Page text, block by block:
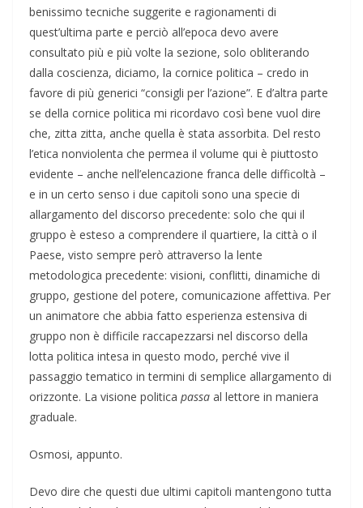
benissimo tecniche suggerite e ragionamenti di
quest’ultima parte e perciò all’epoca devo avere
consultato più e più volte la sezione, solo obliterando
dalla coscienza, diciamo, la cornice politica – credo in
favore di più generici “consigli per l’azione”. E d’altra parte
se della cornice politica mi ricordavo così bene vuol dire
che, zitta zitta, anche quella è stata assorbita. Del resto
l’etica nonviolenta che permea il volume qui è piuttosto
evidente – anche nell’elencazione franca delle difficoltà –
e in un certo senso i due capitoli sono una specie di
allargamento del discorso precedente: solo che qui il
gruppo è esteso a comprendere il quartiere, la città o il
Paese, visto sempre però attraverso la lente
metodologica precedente: visioni, conflitti, dinamiche di
gruppo, gestione del potere, comunicazione affettiva. Per
un animatore che abbia fatto esperienza estensiva di
gruppo non è difficile raccapezzarsi nel discorso della
lotta politica intesa in questo modo, perché vive il
passaggio tematico in termini di semplice allargamento di
orizzonte. La visione politica passa al lettore in maniera
graduale.
Osmosi, appunto.
Devo dire che questi due ultimi capitoli mantengono tutta